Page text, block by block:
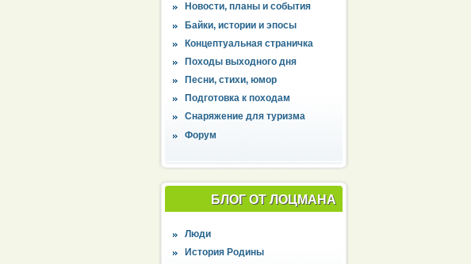
Новости, планы и события
Байки, истории и эпосы
Концептуальная страничка
Походы выходного дня
Песни, стихи, юмор
Подготовка к походам
Снаряжение для туризма
Форум
БЛОГ ОТ ЛОЦМАНА
Люди
История Родины